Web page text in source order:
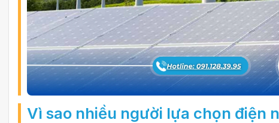
Vì sao nhiều người lựa chọn điện